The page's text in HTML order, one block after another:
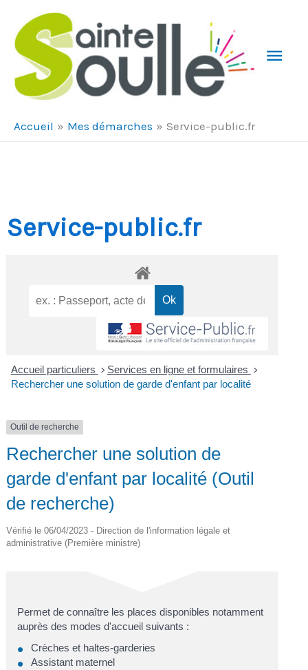
Accueil Mes démarches Service-public.fr
Service-public.fr
Accueil particuliers > Services en ligne et formulaires >
Rechercher une solution de garde d'enfant par localité
Outil de recherche
Rechercher une solution de
garde d'enfant par localité (Outil
de recherche)
Vérifié le 06/04/2023 - Direction de l'information légale et
administrative (Première ministre)
Permet de connaître les places disponibles notamment
auprès des modes d'accueil suivants :
Crèches et haltes-garderies
Assistant maternel